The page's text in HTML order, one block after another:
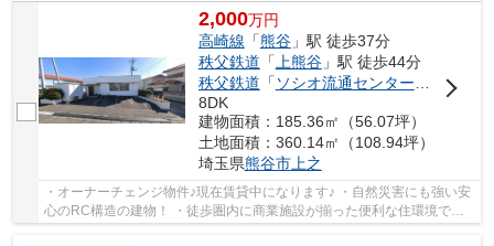
2,000万円
高崎線 「熊谷」駅 徒歩37分
秩父鉄道 「 上熊谷」駅 徒歩44分
秩父鉄道 「ソシオ流通センター 」駅 徒歩
8DK
建物面積：185.36㎡（56.07坪）
土地面積：360.14㎡（108.94坪）
埼玉県熊谷市上之
・オーナーチェンジ物件♪現在賃貸中になります♪ ・自然災害にも強い安
心のRC構造の建物！ ・徒歩圏内に商業施設が揃った便利な住環境で
す！ いつでもお気軽にお声がけください♪ 駅か...